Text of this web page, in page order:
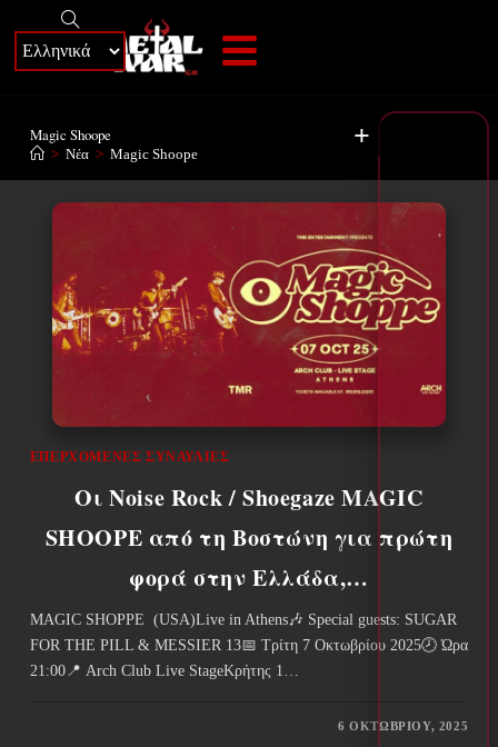
+
Magic Shoope
> Νέα > Magic Shoope
ΕΠΕΡΧΌΜΕΝΕΣ ΣΥΝΑΥΛΊΕΣ
Οι Noise Rock / Shoegaze MAGIC
SHOOPE από τη Βοστώνη για πρώτη
φορά στην Ελλάδα,…
MAGIC SHOPPE (USA)Live in Athens🎶 Special guests: SUGAR
FOR THE PILL & MESSIER 13📅 Τρίτη 7 Οκτωβρίου 2025🕗 Ώρα
21:00📍 Arch Club Live StageΚρήτης 1…
6 ΟΚΤΩΒΡΊΟΥ, 2025